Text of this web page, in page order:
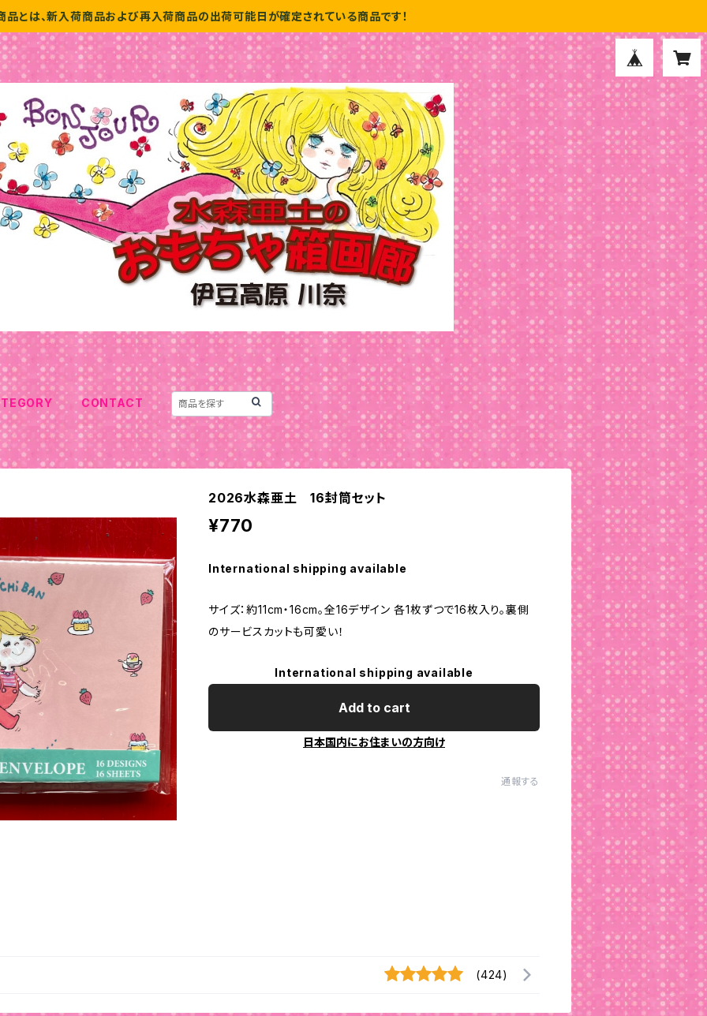
品とは、新入荷商品および再入荷商品の出荷可能日が確定されている商品です！
CONTACT
2026水森亜土 16封筒セット
¥770
International shipping available
サイズ：約11cm・16cm。全16デザイン 各1枚ずつで16枚入り。裏側
のサービスカットも可愛い！
International shipping available
Add to cart
日本国内にお住まいの方向け
通報する
(424)